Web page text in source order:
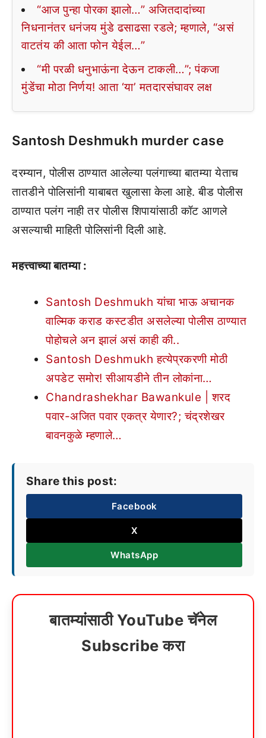
“आज पुन्हा पोरका झालो…” अजितदादांच्या
निधनानंतर धनंजय मुंडे ढसाढसा रडले; म्हणाले, “असं
वाटतंय की आता फोन येईल…”
“मी परळी धनुभाऊंना देऊन टाकली…”; पंकजा
मुंडेंचा मोठा निर्णय! आता ‘या’ मतदारसंघावर लक्ष
Santosh Deshmukh murder case
दरम्यान, पोलीस ठाण्यात आलेल्या पलंगाच्या बातम्या येताच
तातडीने पोलिसांनी याबाबत खुलासा केला आहे. बीड पोलीस
ठाण्यात पलंग नाही तर पोलीस शिपायांसाठी कॉट आणले
असल्याची माहिती पोलिसांनी दिली आहे.
महत्त्वाच्या बातम्या :
Santosh Deshmukh यांचा भाऊ अचानक
वाल्मिक कराड कस्टडीत असलेल्या पोलीस ठाण्यात
पोहोचले अन झालं असं काही की..
Santosh Deshmukh हत्येप्रकरणी मोठी
अपडेट समोर! सीआयडीने तीन लोकांना…
Chandrashekhar Bawankule | शरद
पवार-अजित पवार एकत्र येणार?; चंद्रशेखर
बावनकुळे म्हणाले…
Share this post:
Facebook
X
WhatsApp
बातम्यांसाठी YouTube चॅनेल
Subscribe करा